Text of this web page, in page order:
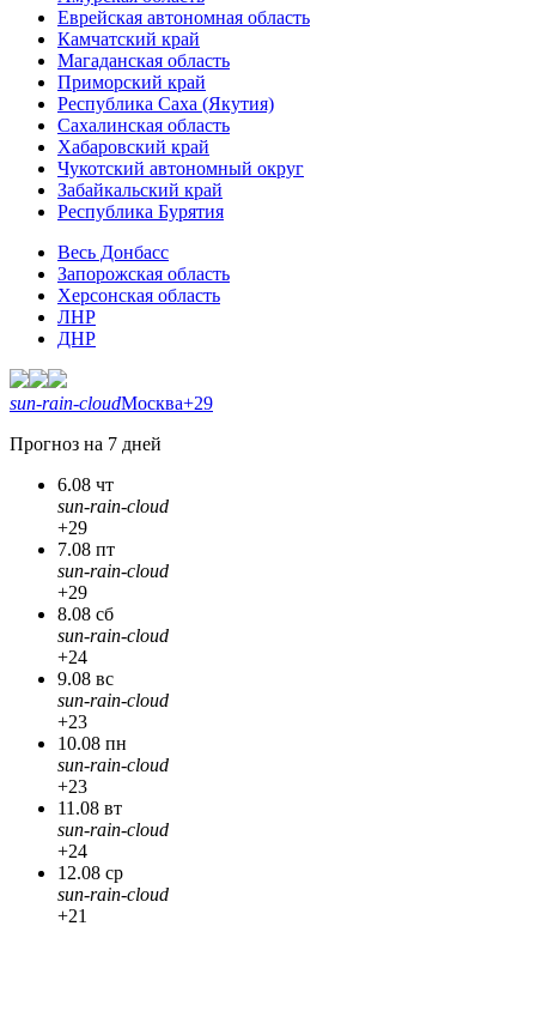
Еврейская автономная область
Камчатский край
Магаданская область
Приморский край
Республика Саха (Якутия)
Сахалинская область
Хабаровский край
Чукотский автономный округ
Забайкальский край
Республика Бурятия
Весь Донбасс
Запорожская область
Херсонская область
ЛНР
ДНР
sun-rain-cloudМосква+29
Прогноз на 7 дней
6.08 чт
sun-rain-cloud
+29
7.08 пт
sun-rain-cloud
+29
8.08 сб
sun-rain-cloud
+24
9.08 вс
sun-rain-cloud
+23
10.08 пн
sun-rain-cloud
+23
11.08 вт
sun-rain-cloud
+24
12.08 ср
sun-rain-cloud
+21